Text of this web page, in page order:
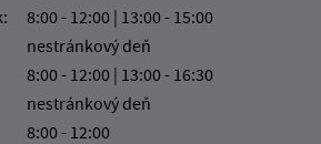
8:00 - 12:00 | 13:00 - 15:00
nestránkový deň
8:00 - 12:00 | 13:00 - 16:30
nestránkový deň
8:00 - 12:00